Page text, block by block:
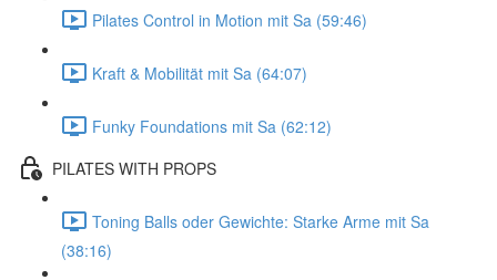
Pilates Control in Motion mit Sa (59:46)
Kraft & Mobilität mit Sa (64:07)
Funky Foundations mit Sa (62:12)
PILATES WITH PROPS
Toning Balls oder Gewichte: Starke Arme mit Sa
(38:16)